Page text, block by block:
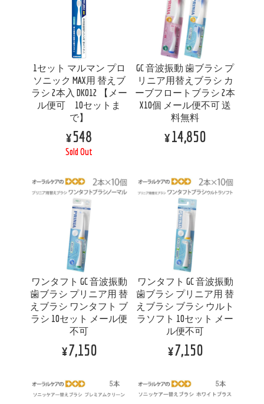
1セット マルマン プロ
ソニック MAX用 替えブ
ラシ 2本入 DK012 【メー
ル便可 10セットま
で】
¥548
Sold Out
GC 音波振動 歯ブラシ プ
リニア用替えブラシ カ
ーブフロートブラシ 2本
X10個 メール便不可 送
料無料
¥14,850
ワンタフト GC 音波振動
歯ブラシ プリニア用 替
えブラシ ワンタフト ブ
ラシ 10セット メール便
不可
¥7,150
ワンタフト GC 音波振動
歯ブラシ プリニア用 替
えブラシ ブラシ ウルト
ラソフト 10セット メー
ル便不可
¥7,150